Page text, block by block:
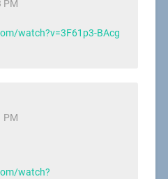
PM
watch?v=3F61p3-BAcg
PM
watch?